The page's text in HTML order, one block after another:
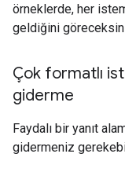
örneklerde, her
geldiğini
Çok formatlı
giderme
Faydalı bir yanıt
gidermeniz